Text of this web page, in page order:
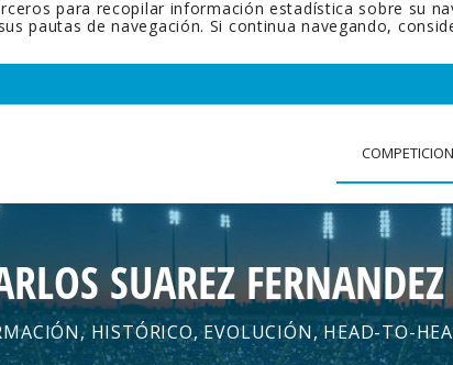
para recopilar información estadística sobre su
pautas de navegación. Si continua navegando,
SUAREZ FERNANDEZ
HISTÓRICO, EVOLUCIÓN, HEAD-TO-